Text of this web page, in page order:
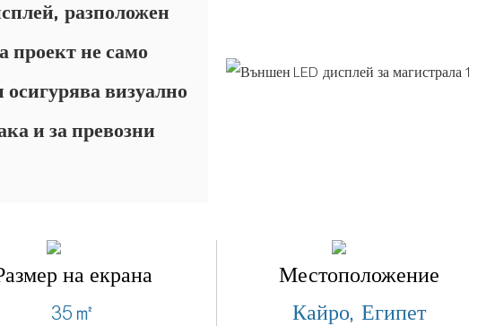
разположен
проект не само
визуално
и за превозни
на екрана
35㎡
Местоположение
Кайро, Египет